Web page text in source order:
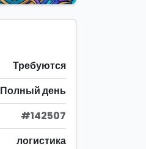
Требуются
Полный день
#142507
логистика